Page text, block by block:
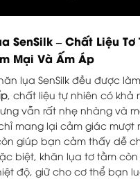
SenSilk – Chất Liệu Tơ
Mại Và Ấm Áp
lụa SenSilk đều được
, chất liệu tự nhiên có khả
vẫn rất nhẹ nhàng và
mang lại cảm giác mượt
giúp bạn cảm thấy dễ
biệt, khăn lụa tơ tằm
độ, giữ cho cơ thể bạn